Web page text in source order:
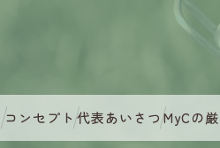
コンセプト 代表あいさつ MyCの